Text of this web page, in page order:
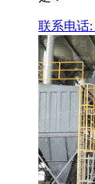
联系电话: